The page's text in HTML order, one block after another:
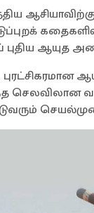
ஆயுத
செலவிலான